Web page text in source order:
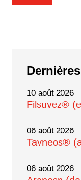
Dernières
10 août 2026
Filsuvez®
06 août 2026
Tavneos®
06 août 2026